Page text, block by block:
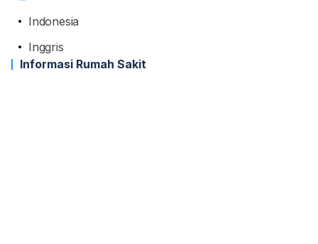
Indonesia
Inggris
Informasi Rumah Sakit